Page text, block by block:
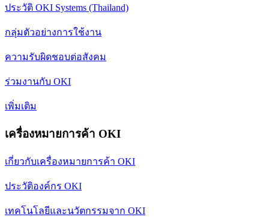
ประวัติ OKI Systems (Thailand)
กลุ่มตัวอย่างการใช้งาน
ความรับผิดชอบต่อสังคม
ร่วมงานกับ OKI
เพิ่มเติม
เครื่องหมายการค้า OKI
เกี่ยวกับเครื่องหมายการค้า OKI
ประวัติองค์กร OKI
เทคโนโลยีและนวัตกรรมจาก OKI